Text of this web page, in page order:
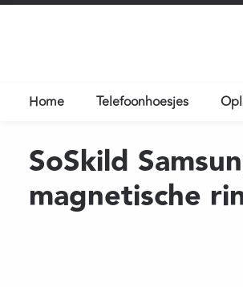
Home Telefoonhoesjes
SoSkild
magnetische